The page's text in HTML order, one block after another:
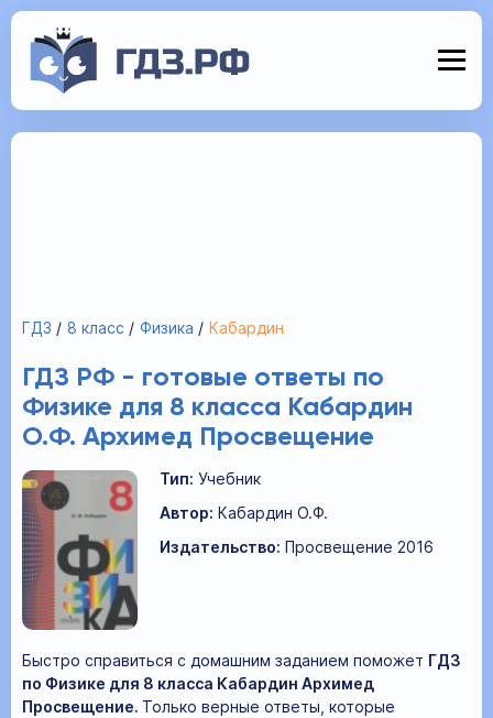
ГДЗ 8 класс Физика Кабардин
ГДЗ РФ - готовые ответы по
Физике для 8 класса Кабардин
О.Ф. Архимед Просвещение
Тип: Учебник
Автор: Кабардин О.Ф.
Издательство: Просвещение 2016
Быстро справиться с домашним заданием поможет ГДЗ
по Физике для 8 класса Кабардин Архимед
Просвещение. Только верные ответы, которые